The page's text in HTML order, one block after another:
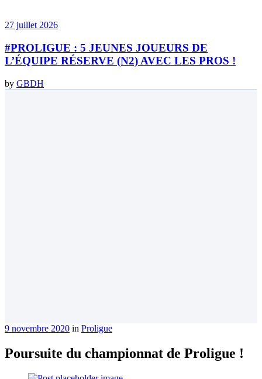
27 juillet 2026
#PROLIGUE : 5 JEUNES JOUEURS DE
L’ÉQUIPE RÉSERVE (N2) AVEC LES PROS !
by GBDH
9 novembre 2020 in Proligue
Poursuite du championnat de Proligue !